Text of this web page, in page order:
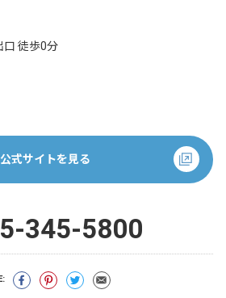
口 徒歩0分
公式サイトを見る
345-5800